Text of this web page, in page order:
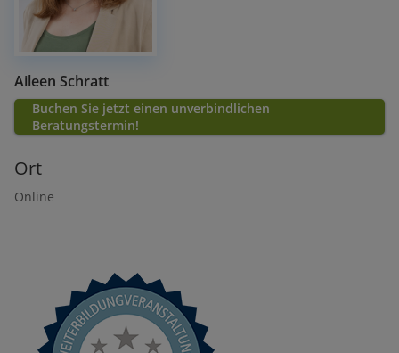
Aileen Schratt
Buchen Sie jetzt einen unverbindlichen
Beratungstermin!
Ort
Online